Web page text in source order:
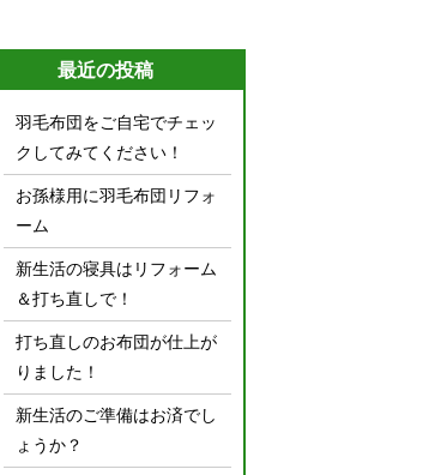
最近の投稿
羽毛布団をご自宅でチェッ
クしてみてください！
お孫様用に羽毛布団リフォ
ーム
新生活の寝具はリフォーム
＆打ち直しで！
打ち直しのお布団が仕上が
りました！
新生活のご準備はお済でし
ょうか？